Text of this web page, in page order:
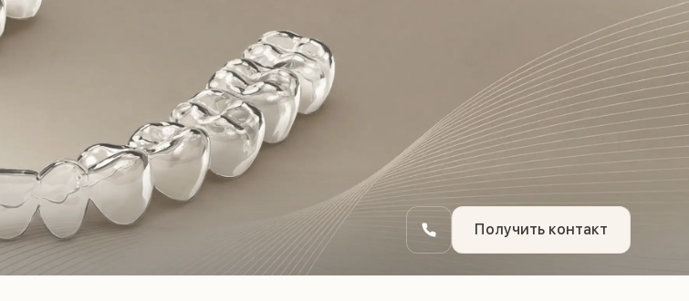
Получить контакт